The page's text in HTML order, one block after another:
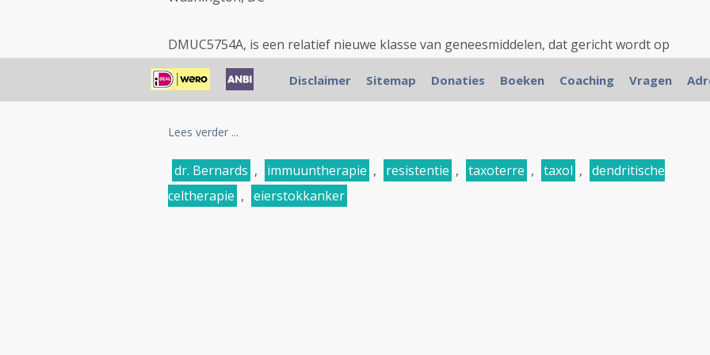
DMUC5754A, is een relatief nieuwe klasse van geneesmiddelen, dat gericht wordt op
de receptoren - expressie van de tumoren. Het middel valt onder de zogeheten
"antibody-drug conjugates", waarbij, simpel gezegd een...
Lees verder ...
dr. Bernards , immuuntherapie , resistentie , taxoterre , taxol , dendritische
celtherapie , eierstokkanker
Disclaimer Sitemap Donaties Boeken Coaching Vragen